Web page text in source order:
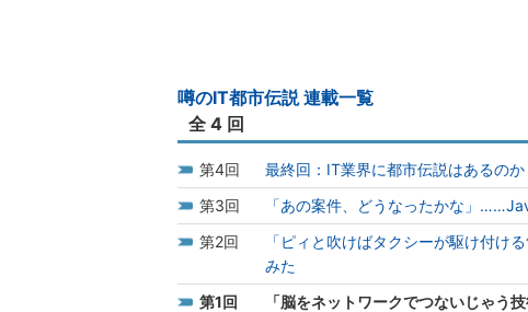
噂のIT都市伝説 連載一覧
全 4 回
4
最終回：IT業界に都市伝説はあるのか
3
「あの案件、どうなったかな」
2
「ピィと吹けばタクシーが駆け付
みた
1
「脳をネットワークでつないじゃう